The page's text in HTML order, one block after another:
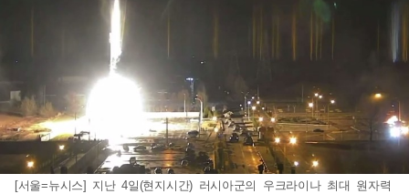
[서울=뉴시스] 지난 4일(현지시간) 러시아군의 우크라이나 최대 원자력